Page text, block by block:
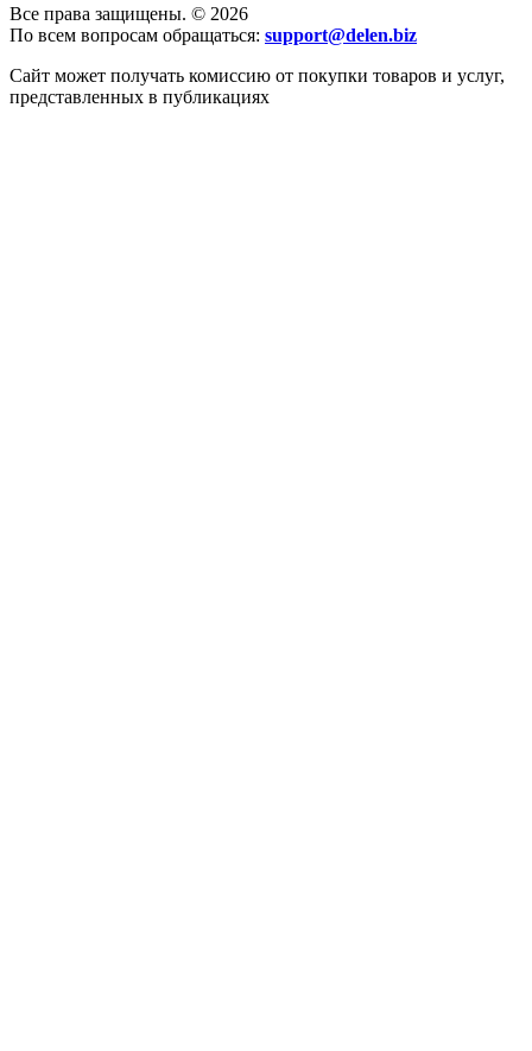
Все права защищены. © 2026
По всем вопросам обращаться: support@delen.biz
Сайт может получать комиссию от покупки товаров и услуг,
представленных в публикациях